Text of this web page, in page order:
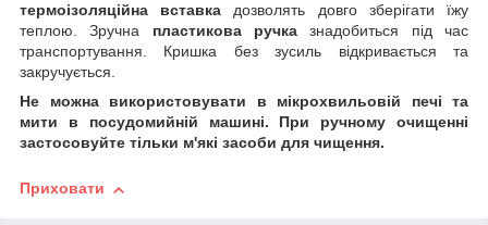
термоізоляційна вставкадозволять довго зберігати їжу
теплою. Зручна пластикова ручказнадобиться під час
транспортування. Кришка без зусиль відкривається та
закручується.
Не можна використовувати в мікрохвильовій печі та
мити в посудомийній машині. При ручному очищенні
застосовуйте тільки м'які засоби для чищення.
Приховати